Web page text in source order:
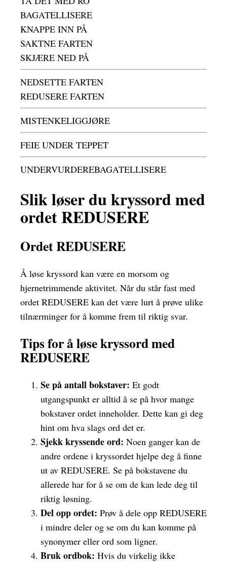
BAGATELLISERE
KNAPPE INN PÅ
SAKTNE FARTEN
SKJÆRE NED PÅ
NEDSETTE FARTEN
REDUSERE FARTEN
MISTENKELIGGJØRE
FEIE UNDER TEPPET
UNDERVURDEREBAGATELLISERE
Slik løser du kryssord med
ordet REDUSERE
Ordet REDUSERE
Å løse kryssord kan være en morsom og
hjernetrimmende aktivitet. Når du står fast med
ordet REDUSERE kan det være lurt å prøve ulike
tilnærminger for å komme frem til riktig svar.
Tips for å løse kryssord med
REDUSERE
Se på antall bokstaver: Et godt
utgangspunkt er alltid å se på hvor mange
bokstaver ordet inneholder. Dette kan gi deg
hint om hva slags ord det er.
Sjekk kryssende ord: Noen ganger kan de
andre ordene i kryssordet hjelpe deg å finne
ut av REDUSERE. Se på bokstavene du
allerede har for å se om de kan lede deg til
riktig løsning.
Del opp ordet: Prøv å dele opp REDUSERE
i mindre deler og se om du kan komme på
synonymer eller ord som ligner.
Bruk ordbok: Hvis du virkelig ikke